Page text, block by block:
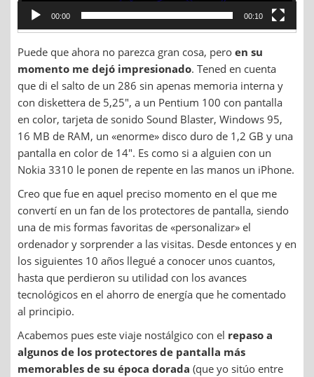
00:00 00:10
Puede que ahora no parezca gran cosa, pero en su
momento me dejó impresionado. Tened en cuenta
que di el salto de un 286 sin apenas memoria interna y
con diskettera de 5,25″, a un Pentium 100 con pantalla
en color, tarjeta de sonido Sound Blaster, Windows 95,
16 MB de RAM, un «enorme» disco duro de 1,2 GB y una
pantalla en color de 14″. Es como si a alguien con un
Nokia 3310 le ponen de repente en las manos un iPhone.
Creo que fue en aquel preciso momento en el que me
convertí en un fan de los protectores de pantalla, siendo
una de mis formas favoritas de «personalizar» el
ordenador y sorprender a las visitas. Desde entonces y en
los siguientes 10 años llegué a conocer unos cuantos,
hasta que perdieron su utilidad con los avances
tecnológicos en el ahorro de energía que he comentado
al principio.
Acabemos pues este viaje nostálgico con el repaso a
algunos de los protectores de pantalla más
memorables de su época dorada (que yo sitúo entre